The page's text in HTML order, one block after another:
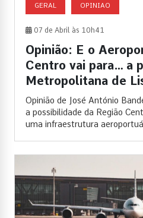
GERAL OPINIAO
07 de Abril às 10h41
Opinião: E o
Centro vai para… a
Metropolitana de
Opinião de José António
a possibilidade da Região
uma infraestrutura